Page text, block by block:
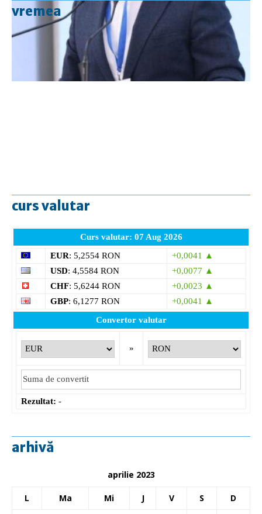
vremea
curs valutar
Curs valutar: 07 Aug 2026
EUR: 5,2554 RON
+0,0041 ▲
USD: 4,5584 RON
+0,0077 ▲
CHF: 5,6244 RON
+0,0023 ▲
GBP: 6,1277 RON
+0,0041 ▲
Convertor valutar
»
Rezultat: -
arhivă
aprilie 2023
L Ma Mi J V S D